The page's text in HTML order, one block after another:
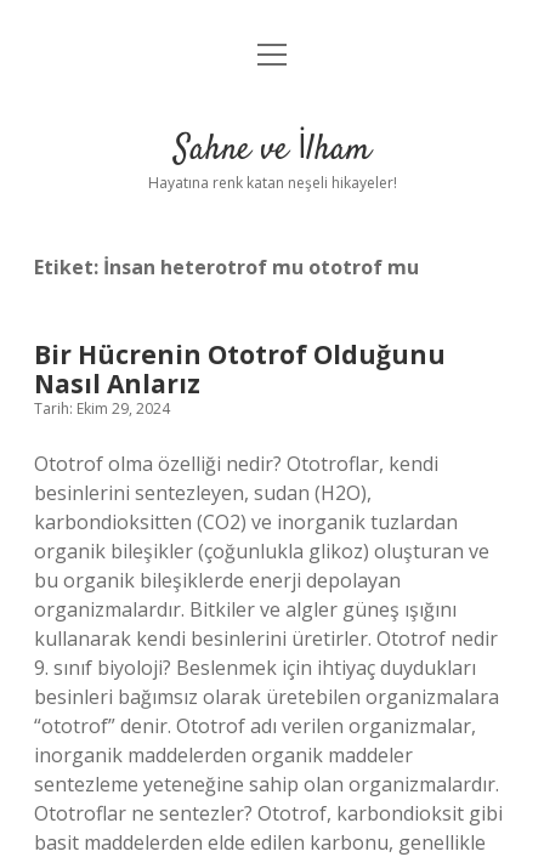
Anasayfa
Yasal Uyarı
menüyü
Sahne ve İlham
Hayatına renk katan neşeli hikayeler!
Etiket: İnsan heterotrof mu ototrof mu
Bir Hücrenin Ototrof Olduğunu
Nasıl Anlarız
Tarih: Ekim 29, 2024
Ototrof olma özelliği nedir? Ototroflar, kendi
besinlerini sentezleyen, sudan (H2O),
karbondioksitten (CO2) ve inorganik tuzlardan
organik bileşikler (çoğunlukla glikoz) oluşturan ve
bu organik bileşiklerde enerji depolayan
organizmalardır. Bitkiler ve algler güneş ışığını
kullanarak kendi besinlerini üretirler. Ototrof nedir
9. sınıf biyoloji? Beslenmek için ihtiyaç duydukları
besinleri bağımsız olarak üretebilen organizmalara
“ototrof” denir. Ototrof adı verilen organizmalar,
inorganik maddelerden organik maddeler
sentezleme yeteneğine sahip olan organizmalardır.
Ototroflar ne sentezler? Ototrof, karbondioksit gibi
basit maddelerden elde edilen karbonu, genellikle